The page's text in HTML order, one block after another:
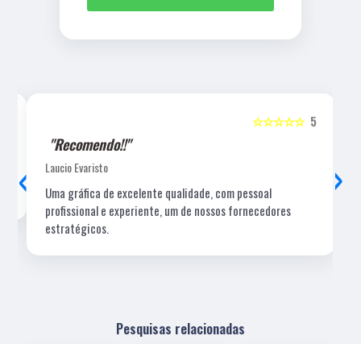
5
☆☆☆☆☆
"Recomendo!!"
Laucio Evaristo
Uma gráfica de excelente qualidade, com pessoal
profissional e experiente, um de nossos fornecedores
estratégicos.
‹ ›
Pesquisas relacionadas